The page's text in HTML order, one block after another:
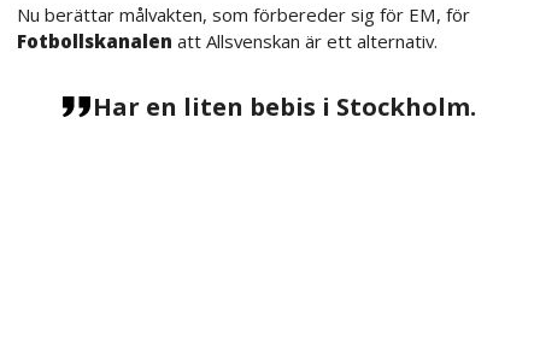
Nu berättar målvakten, som förbereder sig för EM, för
Fotbollskanalen att Allsvenskan är ett alternativ.
Har en liten bebis i Stockholm.